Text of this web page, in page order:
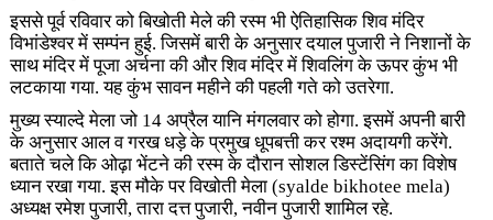
इससे पूर्व रविवार को बिखोती मेले की रस्म भी ऐतिहासिक शिव मंदिर
विभांडेश्वर में सम्पंन हुई. जिसमें बारी के अनुसार दयाल पुजारी ने निशानों के
साथ मंदिर में पूजा अर्चना की और शिव मंदिर में शिवलिंग के ऊपर कुंभ भी
लटकाया गया. यह कुंभ सावन महीने की पहली गते को उतरेगा.
मुख्य स्याल्दे मेला जो 14 अप्रैल यानि मंगलवार को होगा. इसमें अपनी बारी
के अनुसार आल व गरख धड़े के प्रमुख धूपबत्ती कर रश्म अदायगी करेंगे.
बताते चले कि ओढ़ा भेंटने की रस्म के दौरान सोशल डिस्टेंसिंग का विशेष
ध्यान रखा गया. इस मौके पर विखोती मेला (syalde bikhotee mela)
अध्यक्ष रमेश पुजारी, तारा दत्त पुजारी, नवीन पुजारी शामिल रहे.